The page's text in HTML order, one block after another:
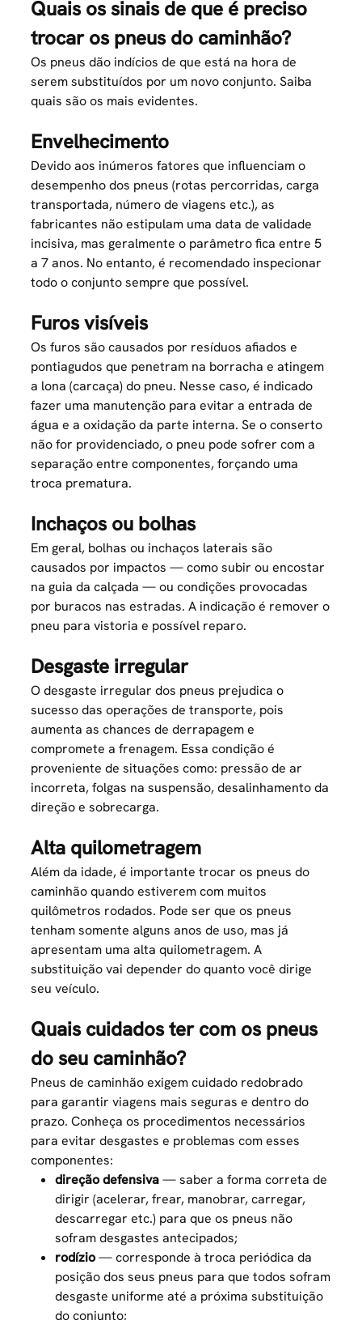
Quais os sinais de que é preciso
trocar os pneus do caminhão?
Os pneus dão indícios de que está na hora de
serem substituídos por um novo conjunto. Saiba
quais são os mais evidentes.
Envelhecimento
Devido aos inúmeros fatores que influenciam o
desempenho dos pneus (rotas percorridas, carga
transportada, número de viagens etc.), as
fabricantes não estipulam uma data de validade
incisiva, mas geralmente o parâmetro fica entre 5
a 7 anos. No entanto, é recomendado inspecionar
todo o conjunto sempre que possível.
Furos visíveis
Os furos são causados por resíduos afiados e
pontiagudos que penetram na borracha e atingem
a lona (carcaça) do pneu. Nesse caso, é indicado
fazer uma manutenção para evitar a entrada de
água e a oxidação da parte interna. Se o conserto
não for providenciado, o pneu pode sofrer com a
separação entre componentes, forçando uma
troca prematura.
Inchaços ou bolhas
Em geral, bolhas ou inchaços laterais são
causados por impactos — como subir ou encostar
na guia da calçada — ou condições provocadas
por buracos nas estradas. A indicação é remover o
pneu para vistoria e possível reparo.
Desgaste irregular
O desgaste irregular dos pneus prejudica o
sucesso das operações de transporte, pois
aumenta as chances de derrapagem e
compromete a frenagem. Essa condição é
proveniente de situações como: pressão de ar
incorreta, folgas na suspensão, desalinhamento da
direção esobrecarga.
Alta quilometragem
Além da idade, é importante trocar os pneus do
caminhão quando estiverem com muitos
quilômetros rodados. Pode ser que os pneus
tenham somente alguns anos de uso, mas já
apresentam uma altaquilometragem. A
substituição vai depender do quanto você dirige
seu veículo.
Quais cuidados ter com os pneus
do seu caminhão?
Pneus de caminhão exigem cuidado redobrado
para garantir viagens mais seguras e dentro do
prazo. Conheça os procedimentos necessários
para evitar desgastes e problemas com esses
componentes:
direção defensiva— saber a forma correta de
dirigir (acelerar, frear, manobrar, carregar,
descarregar etc.) para que os pneus não
sofram desgastes antecipados;
rodízio— corresponde à troca periódica da
posição dos seus pneus para que todos sofram
desgaste uniforme até a próxima substituição
do conjunto;